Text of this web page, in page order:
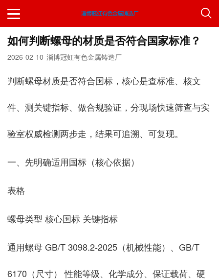
如何判断螺母的材质是否符合国家标准？
2026-02-10 淄博冠虹有色金属铸造厂
判断螺母材质是否符合国标，核心是查标准、核文
件、测关键指标、做合规验证，分现场快速筛查与实
验室权威检测两步走，结果可追溯、可复现。
一、先明确适用国标（核心依据）
表格
螺母类型 核心国标 关键指标
通用螺母 GB/T 3098.2-2025（机械性能）、GB/T
6170（尺寸） 性能等级、化学成分、保证载荷、硬